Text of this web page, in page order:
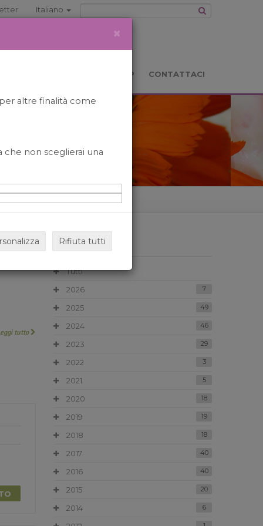
Italiano
BOOKSHOP CONTATTACI
tutto
ARCHIVIO
Tutti
2026
7
2025 49
2024 46
2023 29
2022 3
2021 5
2020 18
2019 19
2018 18
2017 40
2016 40
2015 20
2014 6
×
altre finalità come
che non sceglierai una
Rifiuta tutti